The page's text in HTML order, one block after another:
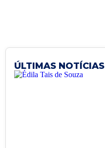
ÚLTIMAS NOTÍCIAS